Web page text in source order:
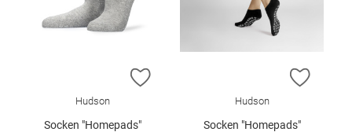
ZUR WUNSCHLISTE HINZUFÜGEN
Hudson
Socken "Homepads"
ZUR
Hudson
Socken "Homepads"